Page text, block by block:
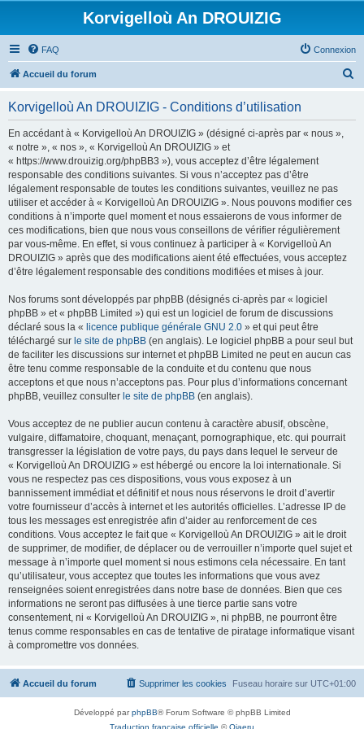
Korvigelloù An DROUIZIG
FAQ Connexion
Accueil du forum
Korvigelloù An DROUIZIG - Conditions d’utilisation
En accédant à « Korvigelloù An DROUIZIG » (désigné ci-après par « nous »,
« notre », « nos », « Korvigelloù An DROUIZIG » et
« https://www.drouizig.org/phpBB3 »), vous acceptez d’être légalement
responsable des conditions suivantes. Si vous n’acceptez pas d’être
légalement responsable de toutes les conditions suivantes, veuillez ne pas
utiliser et accéder à « Korvigelloù An DROUIZIG ». Nous pouvons modifier ces
conditions à n’importe quel moment et nous essaierons de vous informer de
ces modifications, bien que nous vous conseillons de vérifier régulièrement
par vous-même. En effet, si vous continuez à participer à « Korvigelloù An
DROUIZIG » après que des modifications aient été effectuées, vous acceptez
d’être légalement responsable des conditions modifiées et mises à jour.
Nos forums sont développés par phpBB (désignés ci-après par « logiciel
phpBB » et « phpBB Limited ») qui est un logiciel de forum de discussions
déclaré sous la « licence publique générale GNU 2.0 » et qui peut être
téléchargé sur le site de phpBB (en anglais). Le logiciel phpBB a pour seul but
de faciliter les discussions sur internet et phpBB Limited ne peut en aucun cas
être tenu comme responsable de la conduite et du contenu que nous
acceptons et que nous n’acceptons pas. Pour plus d’informations concernant
phpBB, veuillez consulter le site de phpBB (en anglais).
Vous acceptez de ne publier aucun contenu à caractère abusif, obscène,
vulgaire, diffamatoire, choquant, menaçant, pornographique, etc. qui pourrait
transgresser la législation de votre pays, du pays dans lequel le serveur de
« Korvigelloù An DROUIZIG » est hébergé ou encore la loi internationale. Si
vous ne respectez pas ces dispositions, vous vous exposez à un
bannissement immédiat et définitif et nous nous réservons le droit d’avertir
votre fournisseur d’accès à internet et les autorités officielles. L’adresse IP de
tous les messages est enregistrée afin d’aider au renforcement de ces
conditions. Vous acceptez le fait que « Korvigelloù An DROUIZIG » ait le droit
de supprimer, de modifier, de déplacer ou de verrouiller n’importe quel sujet et
message à n’importe quel moment si nous estimons cela nécessaire. En tant
qu’utilisateur, vous acceptez que toutes les informations que vous avez
renseignées soient enregistrées dans notre base de données. Bien que ces
informations ne seront pas diffusées à une tierce partie sans votre
consentement, ni « Korvigelloù An DROUIZIG », ni phpBB, ne pourront être
tenus comme responsables en cas de tentative de piratage informatique visant
à compromettre vos données.
Accueil du forum Fuseau horaire sur UTC+01:00
Supprimer les cookies
Développé parphpBB® Forum Software © phpBB Limited
Traduction française officielle ©Qiaeru